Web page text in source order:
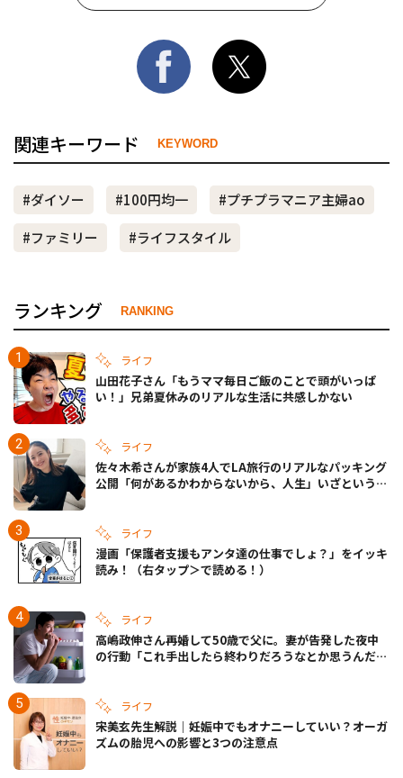
関連キーワード KEYWORD
#ダイソー #100円均一
#プチプラマニア主婦ao
#ファミリー
#ライフスタイル
ランキング RANKING
ライフ
山田花子さん「もうママ毎日ご飯のことで頭がいっぱ
い！」兄弟夏休みのリアルな生活に共感しかない
ライフ
佐々木希さんが家族4人でLA旅行のリアルなパッキング
公開「何があるかわからないから、人生」いざというと
ライフ
漫画「保護者支援もアンタ達の仕事でしょ？」をイッキ
読み！（右タップ＞で読める！）
ライフ
高嶋政伸さん再婚して50歳で父に。妻が告発した夜中
の行動「これ手出したら終わりだろうなとか思うんだけ
ライフ
宋美玄先生解説｜妊娠中でもオナニーしていい？オーガ
ズムの胎児への影響と3つの注意点